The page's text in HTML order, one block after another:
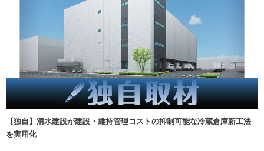
【独自】清水建設が建設・維持管理コストの抑制可能な冷蔵倉庫新工法
を実用化